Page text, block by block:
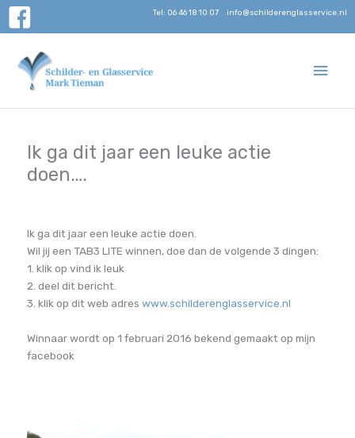
Ga
naar
inhoud
Tel: 06 46 18 10 07 info@schilderenglasservice.nl
Ik ga dit jaar een leuke actie
doen….
Ik ga dit jaar een leuke actie doen.
Wil jij een TAB3 LITE winnen, doe dan de volgende 3 dingen:
1. klik op vind ik leuk
2. deel dit bericht.
3. klik op dit web adres www.schilderenglasservice.nl
Winnaar wordt op 1 februari 2016 bekend gemaakt op mijn
facebook